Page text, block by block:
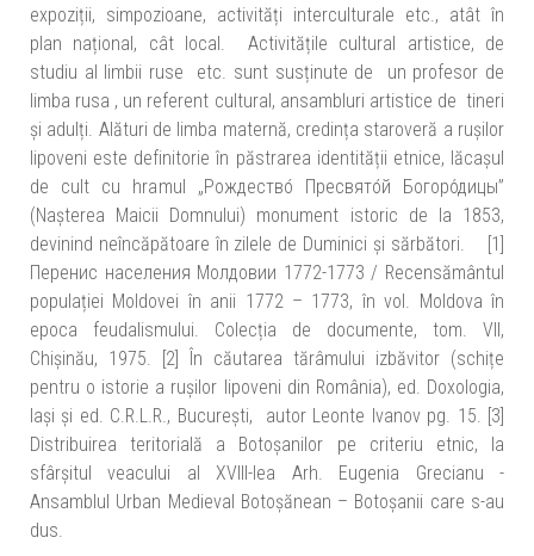
expoziții, simpozioane, activități interculturale etc., atât în
plan național, cât local. Activitățile cultural artistice, de
studiu al limbii ruse etc. sunt susținute de un profesor de
limba rusa , un referent cultural, ansambluri artistice de tineri
și adulți. Alături de limba maternă, credința staroveră a rușilor
lipoveni este definitorie în păstrarea identității etnice, lăcașul
de cult cu hramul „Рождество́ Пресвято́й Богоро́дицы”
(Nașterea Maicii Domnului) monument istoric de la 1853,
devinind neîncăpătoare în zilele de Duminici și sărbători. [1]
Перенис населения Молдовии 1772-1773 / Recensământul
populației Moldovei în anii 1772 – 1773, în vol. Moldova în
epoca feudalismului. Colecția de documente, tom. VII,
Chișinău, 1975. [2] În căutarea tărâmului izbăvitor (schițe
pentru o istorie a rușilor lipoveni din România), ed. Doxologia,
Iași și ed. C.R.L.R., București, autor Leonte Ivanov pg. 15. [3]
Distribuirea teritorială a Botoșanilor pe criteriu etnic, la
sfârșitul veacului al XVIII-lea Arh. Eugenia Grecianu -
Ansamblul Urban Medieval Botoșănean – Botoșanii care s-au
dus.